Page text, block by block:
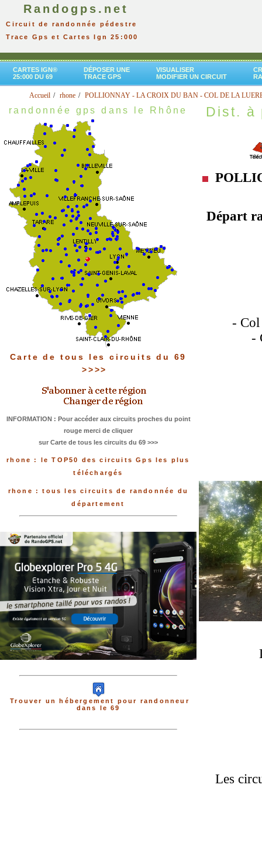
Randogps.net
Circuit de randonnée pédestre
Trace Gps et Cartes Ign 25:000
CARTES IGN®
25:000 DU 69
DÉPOSER UNE
TRACE GPS
VISUALISER
MODIFIER UN CIRCUIT
Accueil rhone POLLIONNAY - LA CROIX DU BAN - COL DE LA
randonnée gps dans le Rhône
Carte de tous les circuits du 69
>>>>
INFORMATION : Pour accéder aux circuits proches du point
rouge merci de cliquer
sur Carte de tous les circuits du 69 >>>
rhone : le TOP50 des circuits Gps les plus
téléchargés
rhone : tous les circuits de randonnée du
département
Trouver un hébergement pour randonneur
dans le 69
Dist. à
Départ
- Col
-
Les